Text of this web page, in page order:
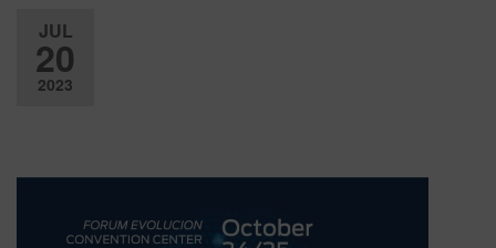
JUL
20
2023